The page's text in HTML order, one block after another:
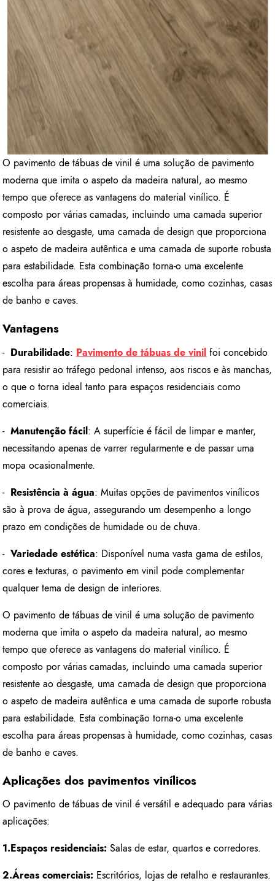
O pavimento de tábuas de vinil é uma solução de pavimento
moderna que imita o aspeto da madeira natural, ao mesmo
tempo que oferece as vantagens do material vinílico. É
composto por várias camadas, incluindo uma camada superior
resistente ao desgaste, uma camada de design que proporciona
o aspeto de madeira autêntica e uma camada de suporte robusta
para estabilidade. Esta combinação torna-o uma excelente
escolha para áreas propensas à humidade, como cozinhas, casas
de banho e caves.
Vantagens
- Durabilidade: Pavimento de tábuas de vinil foi concebido
para resistir ao tráfego pedonal intenso, aos riscos e às manchas,
o que o torna ideal tanto para espaços residenciais como
comerciais.
-Manutenção fácil: A superfície é fácil de limpar e manter,
necessitando apenas de varrer regularmente e de passar uma
mopa ocasionalmente.
- Resistência à água: Muitas opções de pavimentos vinílicos
são à prova de água, assegurando um desempenho a longo
prazo em condições de humidade ou de chuva.
-Variedade estética: Disponível numa vasta gama de estilos,
cores e texturas, o pavimento em vinil pode complementar
qualquer tema de design de interiores.
O pavimento de tábuas de vinil é uma solução de pavimento
moderna que imita o aspeto da madeira natural, ao mesmo
tempo que oferece as vantagens do material vinílico. É
composto por várias camadas, incluindo uma camada superior
resistente ao desgaste, uma camada de design que proporciona
o aspeto de madeira autêntica e uma camada de suporte robusta
para estabilidade. Esta combinação torna-o uma excelente
escolha para áreas propensas à humidade, como cozinhas, casas
de banho e caves.
Aplicações dos pavimentos vinílicos
O pavimento de tábuas de vinil é versátil e adequado para várias
aplicações:
1.Espaços residenciais:Salas de estar, quartos e corredores.
2.Áreas comerciais: Escritórios, lojas de retalho e restaurantes.